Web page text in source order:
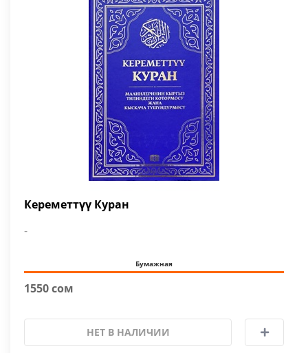
Кереметтүү Куран
-
Бумажная
1550 сом
НЕТ В НАЛИЧИИ